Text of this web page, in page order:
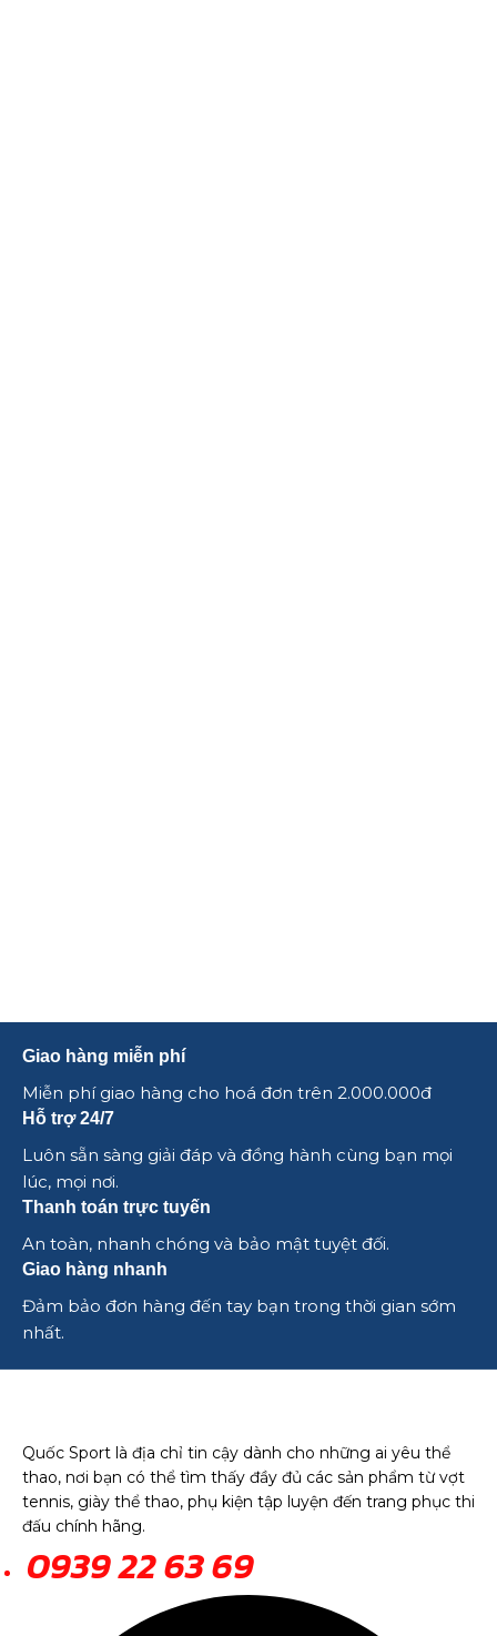
Giao hàng miễn phí
Miễn phí giao hàng cho hoá đơn trên 2.000.000đ
Hỗ trợ 24/7
Luôn sẵn sàng giải đáp và đồng hành cùng bạn mọi
lúc, mọi nơi.
Thanh toán trực tuyến
An toàn, nhanh chóng và bảo mật tuyệt đối.
Giao hàng nhanh
Đảm bảo đơn hàng đến tay bạn trong thời gian sớm
nhất.
Quốc Sport là địa chỉ tin cậy dành cho những ai yêu thể
thao, nơi bạn có thể tìm thấy đầy đủ các sản phẩm từ vợt
tennis, giày thể thao, phụ kiện tập luyện đến trang phục thi
đấu chính hãng.
0939 22 63 69